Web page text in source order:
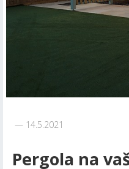
14.5.2021
Pergola na